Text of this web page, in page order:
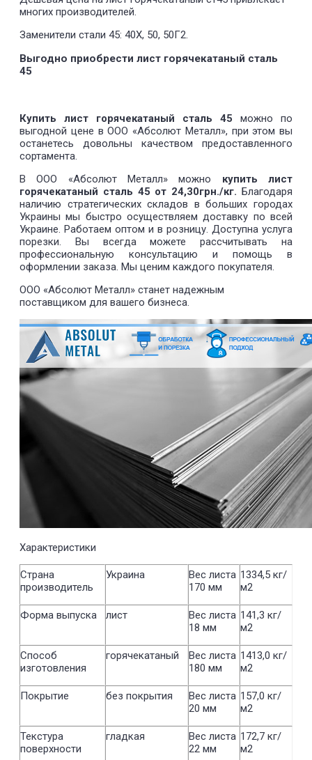
многих производителей.
Заменители стали 45: 40Х, 50, 50Г2.
Выгодно приобрести лист горячекатаный сталь
45
Купить лист горячекатаный сталь 45 можно по
выгодной цене в ООО «Абсолют Металл», при этом вы
останетесь довольны качеством предоставленного
сортамента.
В ООО «Абсолют Металл» можно купить лист
горячекатаный сталь 45 от 24,30грн./кг. Благодаря
наличию стратегических складов в больших городах
Украины мы быстро осуществляем доставку по всей
Украине. Работаем оптом и в розницу. Доступна услуга
порезки. Вы всегда можете рассчитывать на
профессиональную консультацию и помощь в
оформлении заказа. Мы ценим каждого покупателя.
ООО «Абсолют Металл» станет надежным
поставщиком для вашего бизнеса.
Характеристики
Страна
производитель
Украина
Вес листа
170 мм
1334,5 кг/
м2
Форма выпуска лист
Вес листа
18 мм
141,3 кг/
м2
Способ
изготовления
горячекатаный
Вес листа
180 мм
1413,0 кг/
м2
Покрытие без покрытия
Вес листа
20 мм
157,0 кг/
м2
Текстура
поверхности
гладкая
Вес листа
22 мм
172,7 кг/
м2